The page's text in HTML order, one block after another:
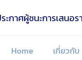
Home เกี่ยวกับ